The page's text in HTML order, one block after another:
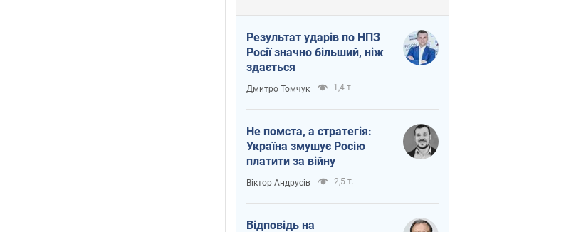
Результат ударів по НПЗ
Росії значно більший, ніж
здається
Дмитро Томчук 1,4 т.
Не помста, а стратегія:
Україна змушує Росію
платити за війну
Віктор Андрусів 2,5 т.
Відповідь на